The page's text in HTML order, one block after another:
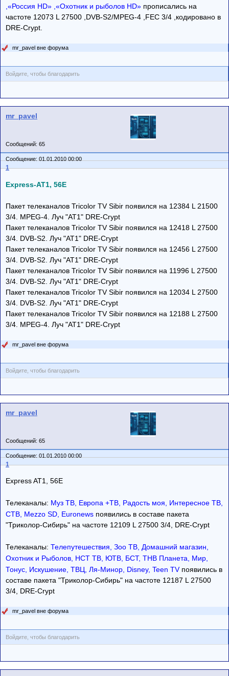
,«Россия HD» ,«Охотник и рыболов HD» прописались на
частоте 12073 L 27500 ,DVB-S2/MPEG-4 ,FEC 3/4 ,кодировано в
DRE-Crypt.
mr_pavel вне форума
Войдите, чтобы благодарить
mr_pavel
Сообщений: 65
Сообщение: 01.01.2010 00:00
1
Express-AT1, 56E
Пакет телеканалов Tricolor TV Sibir появился на 12384 L 21500
3/4. MPEG-4. Луч "AT1" DRE-Crypt
Пакет телеканалов Tricolor TV Sibir появился на 12418 L 27500
3/4. DVB-S2. Луч "AT1" DRE-Crypt
Пакет телеканалов Tricolor TV Sibir появился на 12456 L 27500
3/4. DVB-S2. Луч "AT1" DRE-Crypt
Пакет телеканалов Tricolor TV Sibir появился на 11996 L 27500
3/4. DVB-S2. Луч "AT1" DRE-Crypt
Пакет телеканалов Tricolor TV Sibir появился на 12034 L 27500
3/4. DVB-S2. Луч "AT1" DRE-Crypt
Пакет телеканалов Tricolor TV Sibir появился на 12188 L 27500
3/4. MPEG-4. Луч "AT1" DRE-Crypt
mr_pavel вне форума
Войдите, чтобы благодарить
mr_pavel
Сообщений: 65
Сообщение: 01.01.2010 00:00
1
Express AT1, 56E
Телеканалы: Муз ТВ, Европа +ТВ, Радость моя, Интересное ТВ,
СТВ, Mezzo SD, Euronews появились в составе пакета
"Триколор-Сибирь" на частоте 12109 L 27500 3/4, DRE-Crypt
Телеканалы: Телепутешествия, Зоо ТВ, Домашний магазин,
Охотник и Рыболов, НСТ ТВ, ЮТВ, БСТ, ТНВ Планета, Мир,
Тонус, Искушение, ТВЦ, Ля-Минор, Disney, Teen TVпоявились в
составе пакета "Триколор-Сибирь" на частоте 12187 L 27500
3/4, DRE-Crypt
mr_pavel вне форума
Войдите, чтобы благодарить